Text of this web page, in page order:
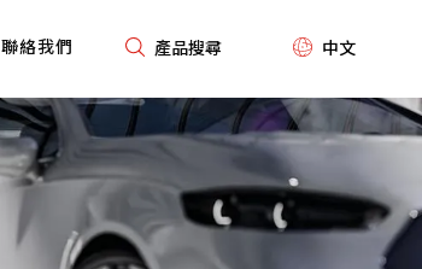
聯絡我們 產品搜尋 中文